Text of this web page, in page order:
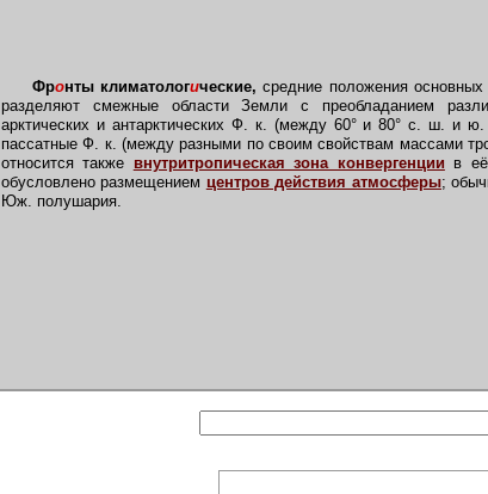
Фронты климатологические,средние положения основных
разделяют смежные области Земли с преобладанием
арктических и антарктических Ф. к. (между 60° и 80° с. ш.
пассатные Ф. к. (между разными по своим свойствам массами
относится также внутритропическая зона конвергенции в
обусловлено размещением центров действия атмосферы;
Юж. полушария.